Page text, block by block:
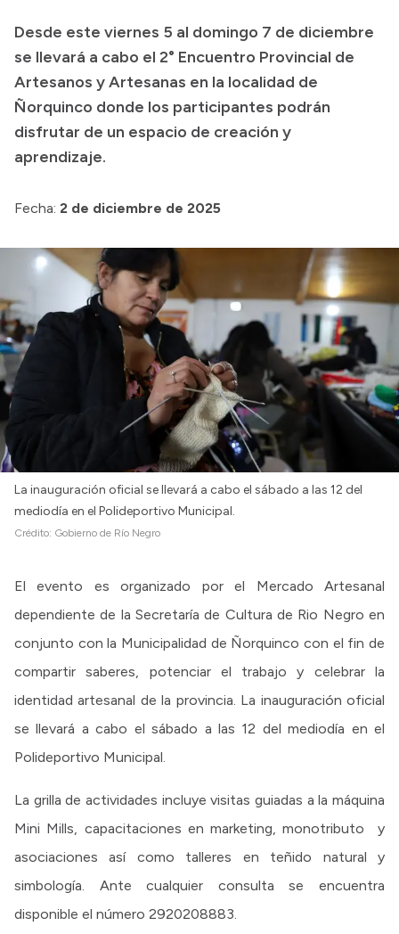
Presupuesto
Boletín Oficial
Compras y licitaciones
Consulta de expedientes
Consulta de pago a proveedores
Login
Desde este viernes 5 al domingo 7 de diciembre
se llevará a cabo el 2° Encuentro Provincial de
Artesanos y Artesanas en la localidad de
Ñorquinco donde los participantes podrán
disfrutar de un espacio de creación y
aprendizaje.
Fecha: 2 de diciembre de 2025
La inauguración oficial se llevará a cabo el sábado a las 12 del
mediodía en el Polideportivo Municipal.
Crédito: Gobierno de Río Negro
El evento es organizado por el Mercado Artesanal
dependiente de la Secretaría de Cultura de Rio Negro en
conjunto con la Municipalidad de Ñorquinco con el fin de
compartir saberes, potenciar el trabajo y celebrar la
identidad artesanal de la provincia. La inauguración oficial
se llevará a cabo el sábado a las 12 del mediodía en el
Polideportivo Municipal.
La grilla de actividades incluye visitas guiadas a la máquina
Mini Mills, capacitaciones en marketing, monotributo y
asociaciones así como talleres en teñido natural y
simbología. Ante cualquier consulta se encuentra
disponible el número 2920208883.